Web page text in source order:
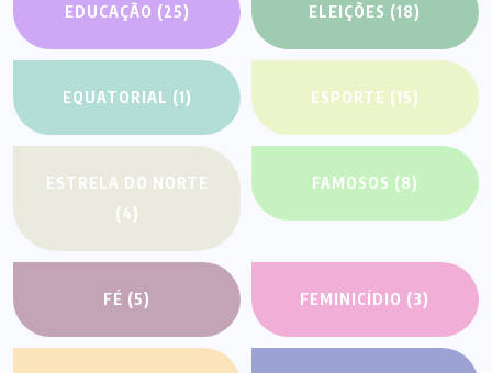
EDUCAÇÃO (25) ELEIÇÕES (18)
EQUATORIAL (1) ESPORTE (15)
ESTRELA DO NORTE
(4)
FAMOSOS (8)
FÉ (5) FEMINICÍDIO (3)